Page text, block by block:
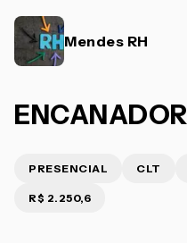
Mendes RH
ENCANADOR
PRESENCIAL CLT
R$ 2.250,6